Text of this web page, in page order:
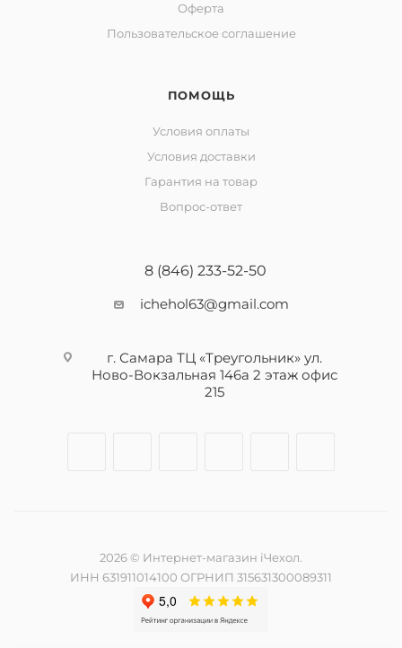
Оферта
Пользовательское соглашение
ПОМОЩЬ
Условия оплаты
Условия доставки
Гарантия на товар
Вопрос-ответ
8 (846) 233-52-50
ichehol63@gmail.com
г. Самара ТЦ «Треугольник» ул.
Ново-Вокзальная 146а 2 этаж офис
215
2026 © Интернет-магазин iЧехол.
ИНН 631911014100 ОГРНИП 315631300089311